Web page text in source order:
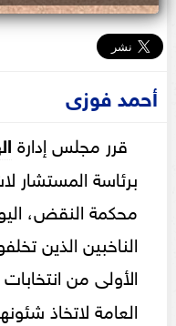
أحمد فوزى
قرر مجلس إدارة
برئاسة المستشار
محكمة النقض،
الناخبين الذين
الأولى من
العامة لاتخاذ